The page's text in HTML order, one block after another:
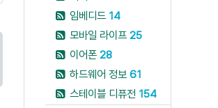
임베디드 14
모바일 라이프 25
이어폰 28
하드웨어 정보 61
스테이블 디퓨전 154